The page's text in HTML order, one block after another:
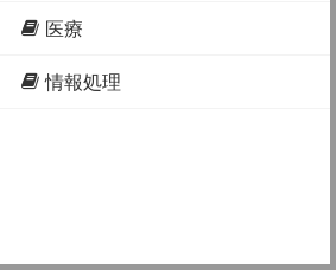
医療
情報処理